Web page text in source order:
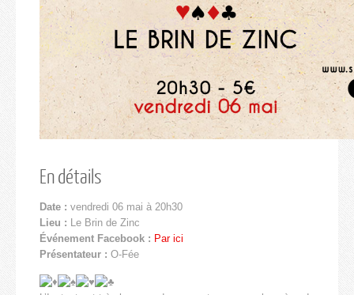
En détails
Date : vendredi 06 mai à 20h30
Lieu : Le Brin de Zinc
Événement Facebook : Par ici
Présentateur : O-Fée